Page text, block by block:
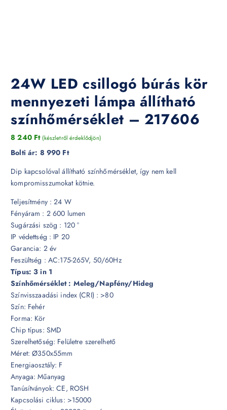
24W LED csillogó búrás kör
mennyezeti lámpa állítható
színhőmérséklet – 217606
8 240 Ft (készletről érdeklődjön)
Bolti ár: 8 990 Ft
Dip kapcsolóval állítható színhőmérséklet, így nem kell
kompromisszumokat kötnie.
Teljesítmény : 24 W
Fényáram : 2 600 lumen
Sugárzási szög : 120 °
IP védettség : IP 20
Garancia: 2 év
Feszültség : AC:175-265V, 50/60Hz
Típus: 3 in 1
Színhőmérséklet : Meleg/Napfény/Hideg
Színvisszaadási index (CRI) : >80
Szín: Fehér
Forma: Kör
Chip típus: SMD
Szerelhetőség: Felületre szerelhető
Méret: Ø350x55mm
Energiaosztály: F
Anyaga: Műanyag
Tanúsítványok: CE, ROSH
Kapcsolási ciklus: >15000